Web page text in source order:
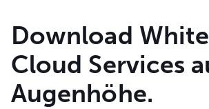
Download
Cloud Services
Augenhöhe.